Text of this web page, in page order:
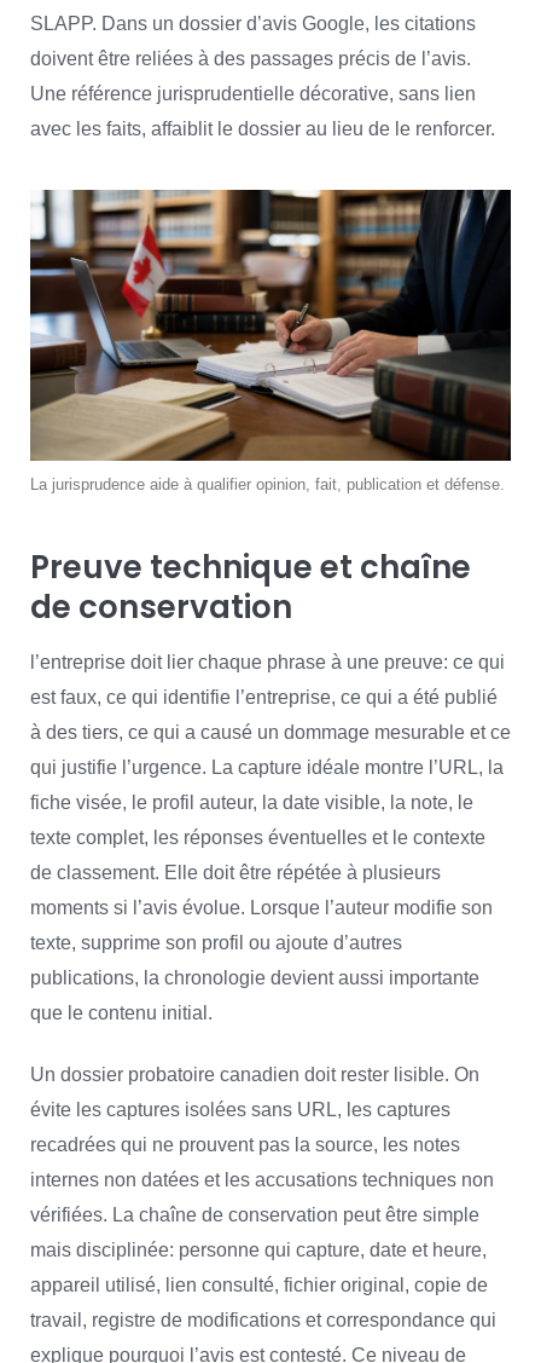
SLAPP. Dans un dossier d’avis Google, les citations
doivent être reliées à des passages précis de l’avis.
Une référence jurisprudentielle décorative, sans lien
avec les faits, affaiblit le dossier au lieu de le renforcer.
La jurisprudence aide à qualifier opinion, fait, publication et défense.
Preuve technique et chaîne
de conservation
l’entreprise doit lier chaque phrase à une preuve: ce qui
est faux, ce qui identifie l’entreprise, ce qui a été publié
à des tiers, ce qui a causé un dommage mesurable et ce
qui justifie l’urgence. La capture idéale montre l’URL, la
fiche visée, le profil auteur, la date visible, la note, le
texte complet, les réponses éventuelles et le contexte
de classement. Elle doit être répétée à plusieurs
moments si l’avis évolue. Lorsque l’auteur modifie son
texte, supprime son profil ou ajoute d’autres
publications, la chronologie devient aussi importante
que le contenu initial.
Un dossier probatoire canadien doit rester lisible. On
évite les captures isolées sans URL, les captures
recadrées qui ne prouvent pas la source, les notes
internes non datées et les accusations techniques non
vérifiées. La chaîne de conservation peut être simple
mais disciplinée: personne qui capture, date et heure,
appareil utilisé, lien consulté, fichier original, copie de
travail, registre de modifications et correspondance qui
explique pourquoi l’avis est contesté. Ce niveau de